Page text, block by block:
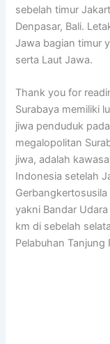
sebelah timur
Denpasar, Bali.
Jawa bagian timur
serta Laut Jawa.
Thank you for
Surabaya memiliki
jiwa penduduk
megalopolitan
jiwa, adalah
Indonesia setelah
yakni Bandar
km di sebelah
Pelabuhan Tanjung